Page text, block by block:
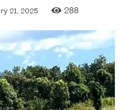
21, 2025 288